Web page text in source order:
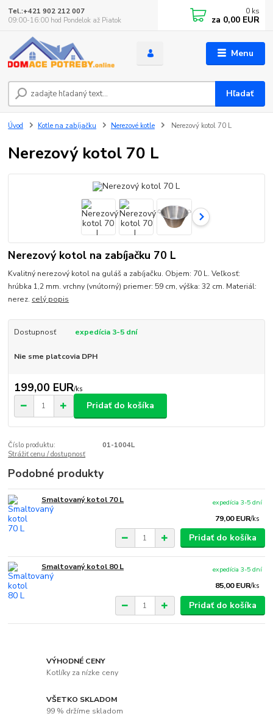
Menu
Hľadať
Tel.:+421 902 212 007
09:00-16:00 hod Pondelok až Piatok
0 ks
za 0,00 EUR
Úvod Kotle na zabíjačku Nerezové kotle Nerezový kotol 70 L
Nerezový kotol 70 L
Nerezový kotol na zabíjačku 70 L
Kvalitný nerezový kotol na guláš a zabíjačku. Objem: 70 L. Veľkosť:
hrúbka 1,2 mm. vrchny (vnútorný) priemer: 59 cm, výška: 32 cm. Materiál:
nerez. celý popis
Dostupnosť expedícia 3-5 dní
Nie sme platcovia DPH
199,00 EUR/ks
Pridať do košíka
Číslo produktu:
01-1004L
Strážiť cenu / dostupnosť
Podobné produkty
Smaltovaný kotol 70 L
79,00 EUR/ks
expedícia 3-5 dní
Pridať do košíka
Smaltovaný kotol 80 L
85,00 EUR/ks
expedícia 3-5 dní
Pridať do košíka
VÝHODNÉ CENY
Kotlíky za nízke ceny
VŠETKO SKLADOM
99 % držíme skladom